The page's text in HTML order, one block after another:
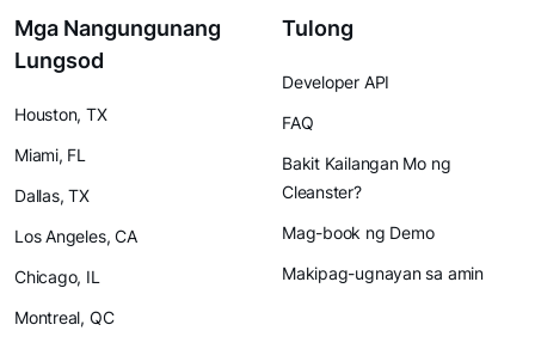
Mga Nangungunang
Lungsod
Houston, TX
Miami, FL
Dallas, TX
Los Angeles, CA
Chicago, IL
Montreal, QC
Tulong
Developer API
FAQ
Bakit Kailangan Mo ng
Cleanster?
Mag-book ng Demo
Makipag-ugnayan sa amin